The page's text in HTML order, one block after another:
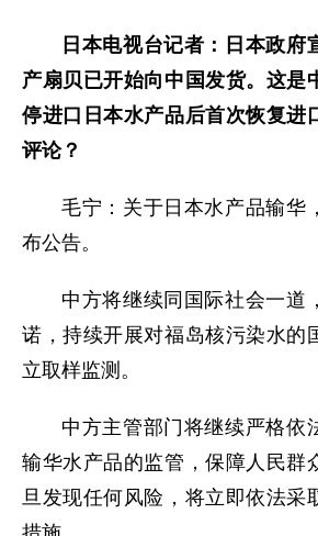
日本电视台记者：日本政府
产扇贝已开始向中国发货。这是
停进口日本水产品后首次恢复进
评论？
毛宁：关于日本水产品输华
布公告。
中方将继续同国际社会一道
诺，持续开展对福岛核污染水的
立取样监测。
中方主管部门将继续严格依
输华水产品的监管，保障人民群
旦发现任何风险，将立即依法采